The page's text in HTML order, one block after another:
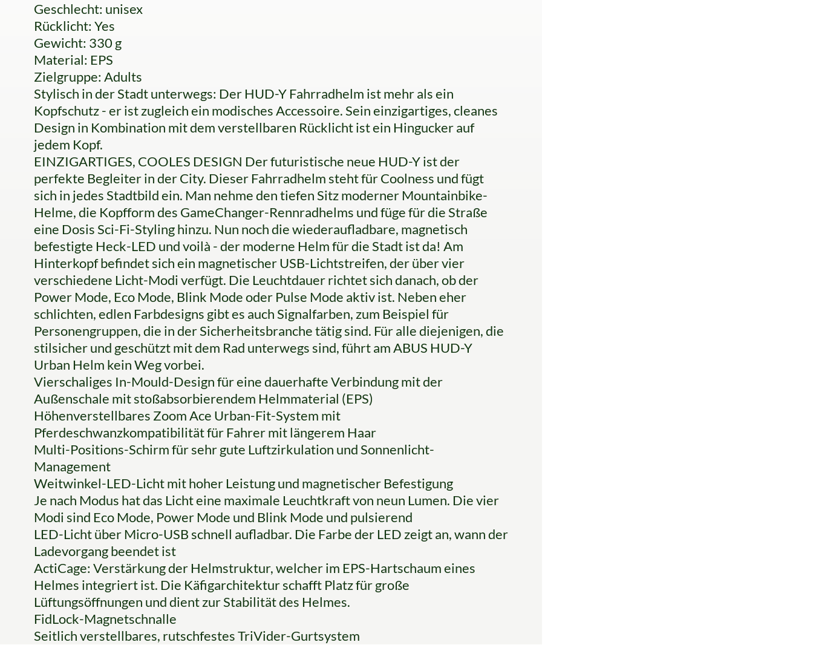
Geschlecht: unisex
Rücklicht: Yes
Gewicht: 330 g
Material: EPS
Zielgruppe: Adults
Stylisch in der Stadt unterwegs: Der HUD-Y Fahrradhelm ist mehr als ein
Kopfschutz - er ist zugleich ein modisches Accessoire. Sein einzigartiges, cleanes
Design in Kombination mit dem verstellbaren Rücklicht ist ein Hingucker auf
jedem Kopf.
EINZIGARTIGES, COOLES DESIGN Der futuristische neue HUD-Y ist der
perfekte Begleiter in der City. Dieser Fahrradhelm steht für Coolness und fügt
sich in jedes Stadtbild ein. Man nehme den tiefen Sitz moderner Mountainbike-
Helme, die Kopfform des GameChanger-Rennradhelms und füge für die Straße
eine Dosis Sci-Fi-Styling hinzu. Nun noch die wiederaufladbare, magnetisch
befestigte Heck-LED und voilà - der moderne Helm für die Stadt ist da! Am
Hinterkopf befindet sich ein magnetischer USB-Lichtstreifen, der über vier
verschiedene Licht-Modi verfügt. Die Leuchtdauer richtet sich danach, ob der
Power Mode, Eco Mode, Blink Mode oder Pulse Mode aktiv ist. Neben eher
schlichten, edlen Farbdesigns gibt es auch Signalfarben, zum Beispiel für
Personengruppen, die in der Sicherheitsbranche tätig sind. Für alle diejenigen, die
stilsicher und geschützt mit dem Rad unterwegs sind, führt am ABUS HUD-Y
Urban Helm kein Weg vorbei.
Vierschaliges In-Mould-Design für eine dauerhafte Verbindung mit der
Außenschale mit stoßabsorbierendem Helmmaterial (EPS)
Höhenverstellbares Zoom Ace Urban-Fit-System mit
Pferdeschwanzkompatibilität für Fahrer mit längerem Haar
Multi-Positions-Schirm für sehr gute Luftzirkulation und Sonnenlicht-
Management
Weitwinkel-LED-Licht mit hoher Leistung und magnetischer Befestigung
Je nach Modus hat das Licht eine maximale Leuchtkraft von neun Lumen. Die vier
Modi sind Eco Mode, Power Mode und Blink Mode und pulsierend
LED-Licht über Micro-USB schnell aufladbar. Die Farbe der LED zeigt an, wann der
Ladevorgang beendet ist
ActiCage: Verstärkung der Helmstruktur, welcher im EPS-Hartschaum eines
Helmes integriert ist. Die Käfigarchitektur schafft Platz für große
Lüftungsöffnungen und dient zur Stabilität des Helmes.
FidLock-Magnetschnalle
Seitlich verstellbares, rutschfestes TriVider-Gurtsystem